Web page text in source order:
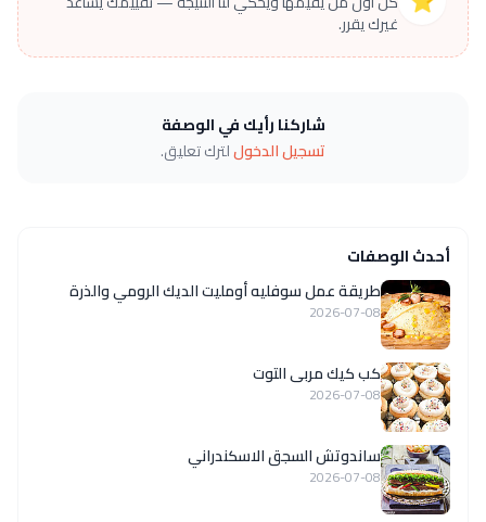
غيرك يقرر.
شاركنا رأيك في الوصفة
تسجيل الدخوللترك تعليق.
أحدث الوصفات
طريقة عمل سوفليه أومليت الديك الرومي والذرة
2026-07-08
كب كيك مربى التوت
2026-07-08
ساندوتش السجق الاسكندراني
2026-07-08